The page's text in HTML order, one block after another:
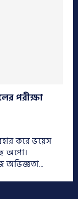
পরীক্ষা
করে ভয়েস
অপো।
অভিজ্ঞতা...